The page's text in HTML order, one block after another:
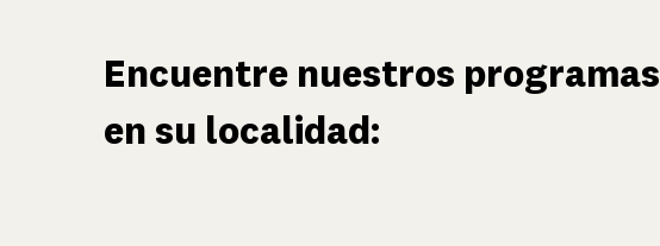
Encuentre nuestros programas
en su localidad: